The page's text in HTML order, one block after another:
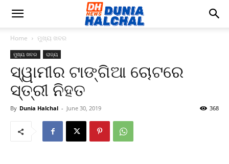
Home ମୁଖ୍ୟ ଖବର
ମୁଖ୍ୟ ଖବର ରାଜ୍ୟ
ସ୍ୱାମୀର ଟାଙ୍ଗିଆ ଚୋଟରେ
ସ୍ତ୍ରୀ ନିହତ
By Dunia Halchal - June 30, 2019 368